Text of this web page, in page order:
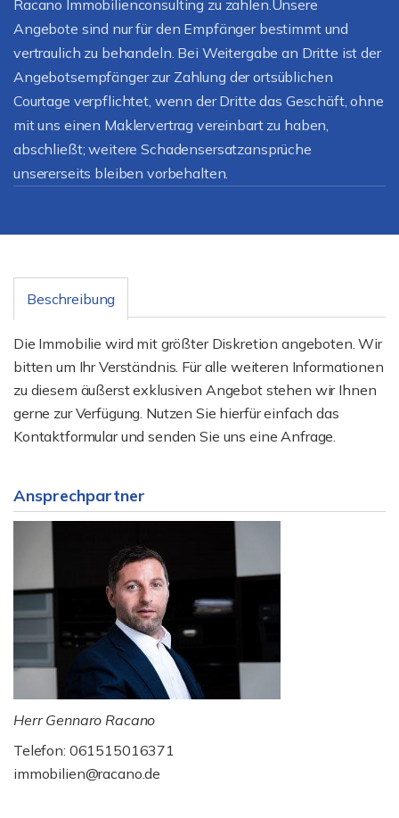
Racano Immobilienconsulting zu zahlen.Unsere
Angebote sind nur für den Empfänger bestimmt und
vertraulich zu behandeln. Bei Weitergabe an Dritte ist der
Angebotsempfänger zur Zahlung der ortsüblichen
Courtage verpflichtet, wenn der Dritte das Geschäft, ohne
mit uns einen Maklervertrag vereinbart zu haben,
abschließt; weitere Schadensersatzansprüche
unsererseits bleiben vorbehalten.
Beschreibung
Die Immobilie wird mit größter Diskretion angeboten. Wir
bitten um Ihr Verständnis. Für alle weiteren Informationen
zu diesem äußerst exklusiven Angebot stehen wir Ihnen
gerne zur Verfügung. Nutzen Sie hierfür einfach das
Kontaktformular und senden Sie uns eine Anfrage.
Ansprechpartner
Herr Gennaro Racano
Telefon: 061515016371
immobilien@racano.de